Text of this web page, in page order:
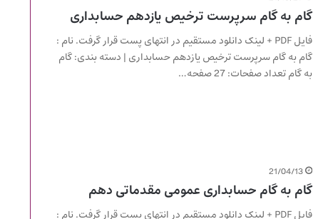
گام به گام سرپرست ترخیص یازدهم حسابداری
فایل PDF + لینک دانلود مستقیم در انتهای پست قرار گرفت. نام :
گام به گام سرپرست ترخیص یازدهم حسابداری | دسته بندی: گام
به گام تعداد صفحات: 27 صفحه…
21/04/13
گام به گام حسابداری عمومی مقدماتی دهم
فایل PDF + لینک دانلود مستقیم در انتهای پست قرار گرفت. نام :